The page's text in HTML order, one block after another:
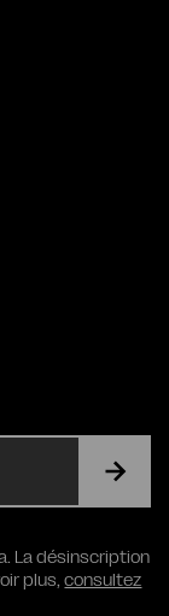
La désinscription
plus,consultez